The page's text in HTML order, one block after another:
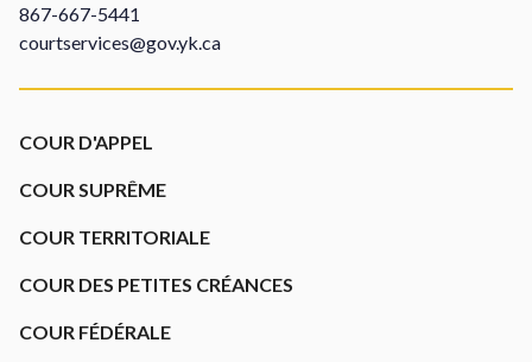
867-667-5441
courtservices@gov.yk.ca
Footer
COUR D'APPEL
COUR SUPRÊME
COUR TERRITORIALE
COUR DES PETITES CRÉANCES
COUR FÉDÉRALE